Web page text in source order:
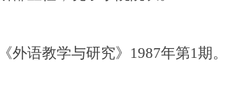
语教学与研究》1987年第1期。